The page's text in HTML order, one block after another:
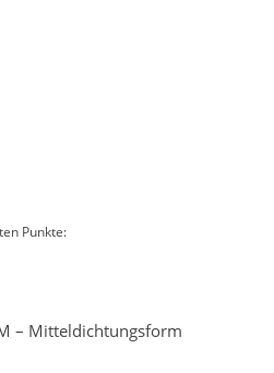
Punkte:
– Mitteldichtungsform